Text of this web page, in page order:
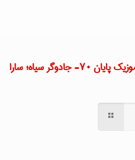
اپیزود موقت: موزیک پایان ۷۰- جادوگر سیاه؛ سارا